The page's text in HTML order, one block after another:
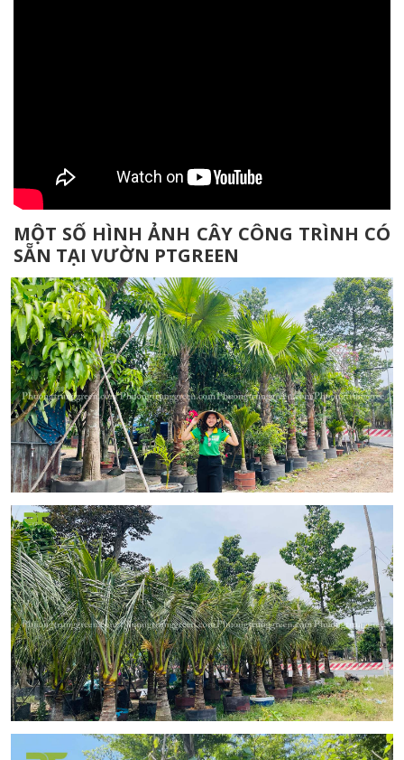
MỘT SỐ HÌNH ẢNH CÂY CÔNG TRÌNH CÓ
SẴN TẠI VƯỜN PTGREEN